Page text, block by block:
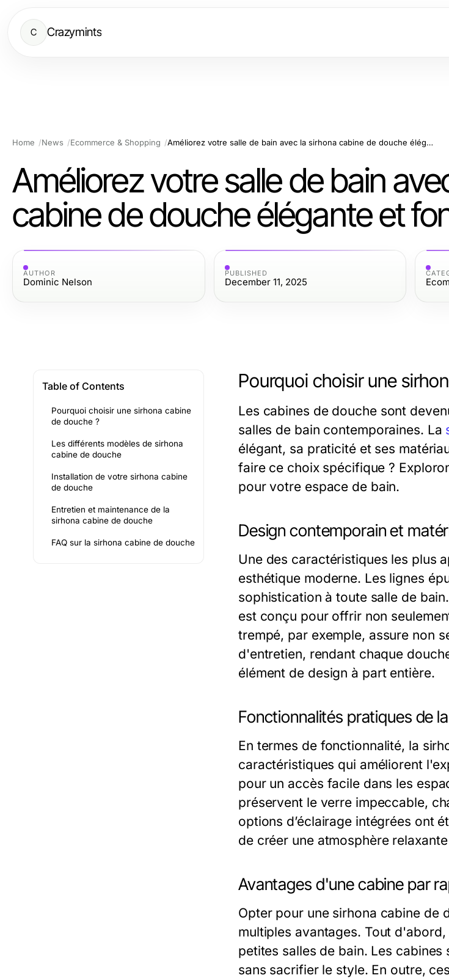
C Crazymints
Home News Ecommerce & Shopping Améliorez votre salle de bain avec la sirhona cabine de douche élégante et fonctionnelle
Améliorez votre salle de bain
cabine de douche élégante et
AUTHOR
Dominic Nelson
PUBLISHED
December 11, 2025
Table of Contents
Pourquoi choisir une sirhona cabine
de douche ?
Les différents modèles de sirhona
cabine de douche
Installation de votre sirhona cabine
de douche
Entretien et maintenance de la
sirhona cabine de douche
FAQ sur la sirhona cabine de douche
Pourquoi choisir une
Les cabines de douche sont
salles de bain contemporaines. La
élégant, sa praticité et ses
faire ce choix spécifique ?
pour votre espace de bain.
Design contemporain et
Une des caractéristiques les plus
esthétique moderne. Les lignes
sophistication à toute salle de
est conçu pour offrir non
trempé, par exemple, assure non
d'entretien, rendant chaque
élément de design à part entière.
Fonctionnalités pratiques de
En termes de fonctionnalité, la
caractéristiques qui améliorent
pour un accès facile dans les
préservent le verre impeccable,
options d’éclairage intégrées ont
de créer une atmosphère
Avantages d'une cabine par
Opter pour une sirhona cabine de
multiples avantages. Tout
petites salles de bain. Les
sans sacrifier le style. En outre,